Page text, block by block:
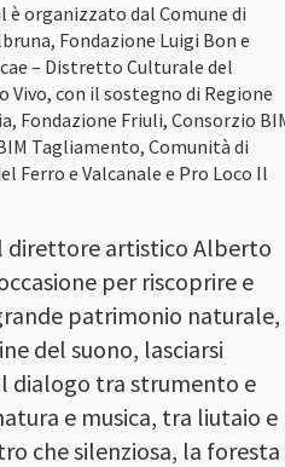
è organizzato dal Comune di
Fondazione Luigi Bon e
– Distretto Culturale del
Vivo, con il sostegno di Regione
Fondazione Friuli, Consorzio
Tagliamento, Comunità di
Ferro e Valcanale e Pro Loco Il
direttore artistico Alberto
per riscoprire e
patrimonio naturale,
del suono, lasciarsi
dialogo tra strumento e
e musica, tra liutaio e
che silenziosa, la foresta